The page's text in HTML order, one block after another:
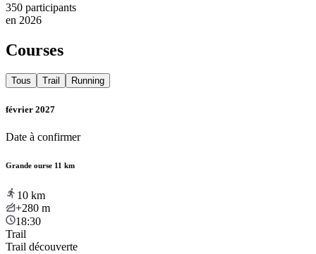
350 participants
en 2026
Courses
Tous Trail Running
février 2027
Date à confirmer
Grande ourse 11 km
10 km
+280 m
18:30
Trail
Trail découverte